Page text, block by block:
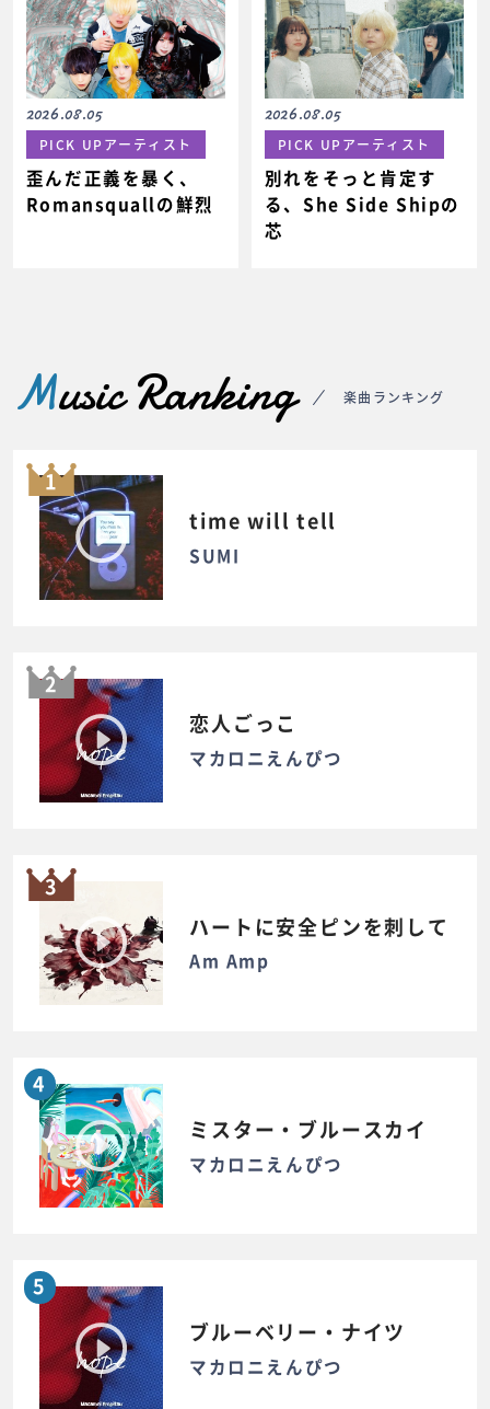
2026.08.05
PICK UPアーティスト
歪んだ正義を暴く、
Romansquallの鮮烈
2026.08.05
PICK UPアーティスト
別れをそっと肯定す
る、She Side Shipの
芯
Music Ranking 楽曲ランキング
1
time will tell
SUMI
2
恋人ごっこ
マカロニえんぴつ
3
ハートに安全ピンを刺して
Am Amp
4
ミスター・ブルースカイ
マカロニえんぴつ
5
ブルーベリー・ナイツ
マカロニえんぴつ